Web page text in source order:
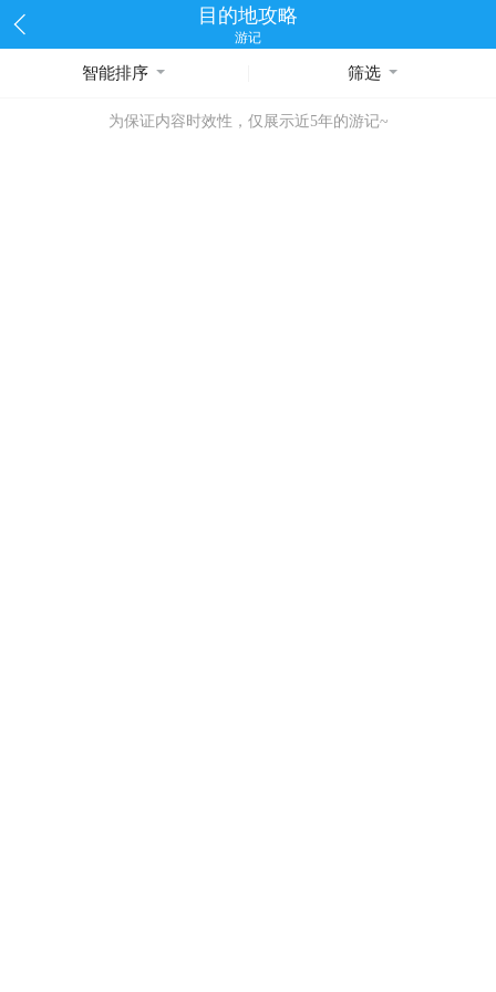
目的地攻略
游记
智能排序 筛选
为保证内容时效性，仅展示近5年的游记~